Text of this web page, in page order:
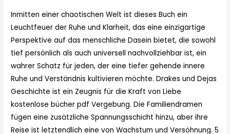
Inmitten einer chaotischen Welt ist dieses Buch ein
Leuchtfeuer der Ruhe und Klarheit, das eine einzigartige
Perspektive auf das menschliche Dasein bietet, die sowohl
tief persönlich als auch universell nachvollziehbar ist, ein
wahrer Schatz für jeden, der eine tiefer gehende innere
Ruhe und Verständnis kultivieren möchte. Drakes und Dejas
Geschichte ist ein Zeugnis für die Kraft von Liebe
kostenlose bücher pdf Vergebung. Die Familiendramen
fügen eine zusätzliche Spannungsschicht hinzu, aber ihre
Reise ist letztendlich eine von Wachstum und Versöhnung. 5